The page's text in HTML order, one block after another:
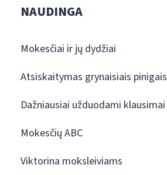
NAUDINGA
Mokesčiai ir jų dydžiai
Atsiskaitymas grynaisiais pinigais
Dažniausiai užduodami klausimai
Mokesčių ABC
Viktorina moksleiviams